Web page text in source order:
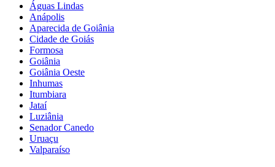
Águas Lindas
Anápolis
Aparecida de Goiânia
Cidade de Goiás
Formosa
Goiânia
Goiânia Oeste
Inhumas
Itumbiara
Jataí
Luziânia
Senador Canedo
Uruaçu
Valparaíso